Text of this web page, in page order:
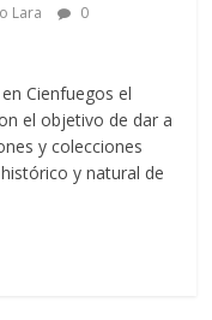
Lara
0
Cienfuegos el
el objetivo de dar a
y colecciones
y natural de